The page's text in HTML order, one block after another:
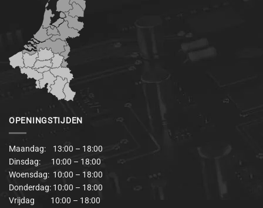
OPENINGSTIJDEN
Maandag: 13:00 – 18:00
Dinsdag: 10:00 – 18:00
Woensdag: 10:00 – 18:00
Donderdag: 10:00 – 18:00
Vrijdag 10:00 – 18:00